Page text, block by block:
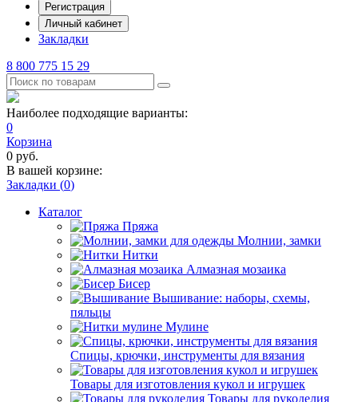
Регистрация
Личный кабинет
Закладки
8 800 775 15 29
Наиболее подходящие варианты:
0
Корзина
0 руб.
В вашей корзине:
Закладки (0)
Каталог
Пряжа
Молнии, замки
Нитки
Алмазная мозаика
Бисер
Вышивание: наборы, схемы,
пяльцы
Мулине
Спицы, крючки, инструменты для вязания
Товары для изготовления кукол и игрушек
Товары для рукоделия